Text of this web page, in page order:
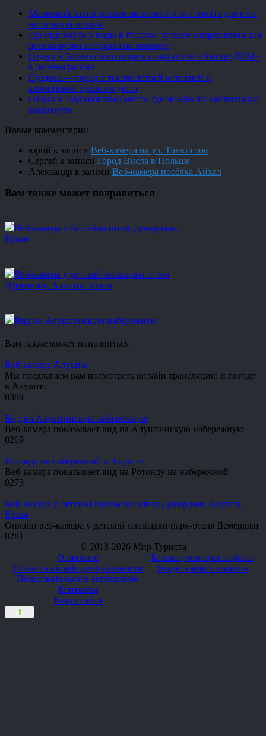
Маврикий за пределами шезлонга: как открыть для себя
настоящий остров
Где отдохнуть у воды в России: лучшие направления для
перезагрузки и отдыха на природе
Отдых у Балтийского моря в апарт-отеле «АмстерДОМ»
в Зеленоградске
Суздаль — город с тысячелетней историей и
атмосферой русского уюта
Отдых в Подмосковье: место, где можно по-настоящему
выдохнуть
Новые комментарии
юрий к записи Веб-камера на ул. Танкистов
Сергей к записи Город Висла в Польше
Александр к записи Веб-камера посёлка Айхал
Вам также может понравиться
Веб-камера у бассейна отеля Демерджи,
Крым
Веб-камера у детской площадки отеля
Демерджи, Алушта, Крым
Вид на Алуштинскую набережную
Вам также может понравиться
Веб-камера Алушты
Мы предлагаем вам посмотреть онлайн трансляцию и погоду
в Алуште.
0389
Вид на Алуштинскую набережную
Веб-камера показывает вид на Алуштинскую набережную
0269
Ротонда на набережной в Алуште
Веб-камера показывает вид на Ротонду на набережной
0273
Веб-камера у детской площадки отеля Демерджи, Алушта,
Крым
Онлайн веб-камера у детской площадки парк-отеля Демерджи
0281
© 2018-2026 Мир Туриста
О портале
Политика конфиденциальности
Пользовательское соглашение
Контакты
Карта сайта
Больше, чем просто фото
Увидеть мир и выжить